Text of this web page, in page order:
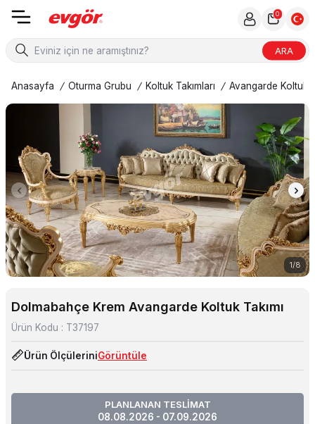
ARA
0
Anasayfa / Oturma Grubu / Koltuk Takımları / Avangarde Koltuk
1/8
Dolmabahçe Krem Avangarde Koltuk Takımı
Ürün Kodu : T37197
Ürün ÖlçüleriniGörüntüle
PLANLANAN TESLİMAT
08.08.2026 - 07.09.2026